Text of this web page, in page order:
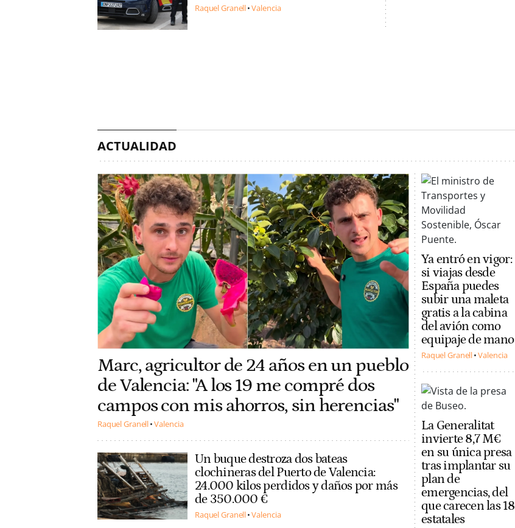
Raquel Granell Valencia
ACTUALIDAD
Marc, agricultor de 24 años en un pueblo
de Valencia: "A los 19 me compré dos
campos con mis ahorros, sin herencias"
Raquel Granell Valencia
Un buque destroza dos bateas
clochineras del Puerto de Valencia:
24.000 kilos perdidos y daños por más
de 350.000 €
Raquel Granell Valencia
Ya entró en vigor:
si viajas desde
España puedes
subir una maleta
gratis a la cabina
del avión como
equipaje de mano
Raquel Granell Valencia
La Generalitat
invierte 8,7 M€
en su única presa
tras implantar su
plan de
emergencias, del
que carecen las 18
estatales